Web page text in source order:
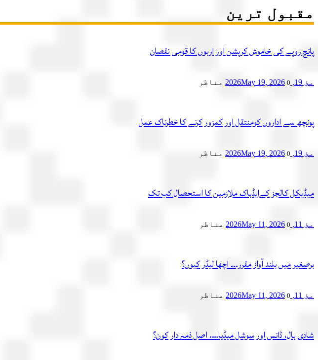
مقبول ترین
پانچ روپے کی خاموش کرپشن اور اربوں کا قومی نقصان
مئ 19, 2026 May 19, 2026 0 مناظر
پونچھ سے اداروں کومنتقل اور کمزور کرنے کا خطرناک عمل
مئ 19, 2026 May 19, 2026 0 مناظر
میڈیکل کالجز کےایڈہاک ملازمین کا استحصال کب تک
مئ 11, 2026 May 11, 2026 0 مناظر
برصغیر میں بلند آواز مقرر۔۔۔ اچھا لیڈر کیوں؟
مئ 11, 2026 May 11, 2026 0 مناظر
شادی ہال، ڈانس اور سوشل میڈیا…. اصل ذمہ دار کون؟